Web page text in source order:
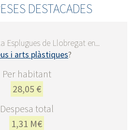
DESTACADES
Esplugues de Llobregat en...
i arts plàstiques?
Per habitant
28,05 €
Despesa total
1,31 M€